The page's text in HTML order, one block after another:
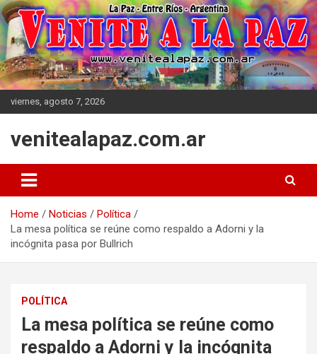
Skip
to
content
viernes, agosto 7, 2026
venitealapaz.com.ar
Home Noticias
Política
La mesa política se reúne como respaldo a Adorni y la
incógnita pasa por Bullrich
POLÍTICA
La mesa política se reúne como
respaldo a Adorni y la incógnita